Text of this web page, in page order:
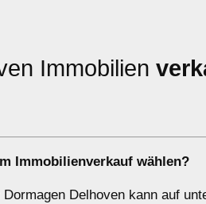
Immobilien
Immobilienverkauf wählen?
Delhoven kann auf